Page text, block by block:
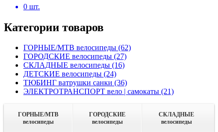
0 шт.
Категории товаров
ГОРНЫЕ/MTB велосипеды (62)
ГОРОДСКИЕ велосипеды (27)
СКЛАДНЫЕ велосипеды (16)
ДЕТСКИЕ велосипеды (24)
ТЮБИНГ ватрушки санки (36)
ЭЛЕКТРОТРАНСПОРТ вело | самокаты (21)
ГОРНЫЕ/MTB
велосипеды
ГОРОДСКИЕ
велосипеды
СКЛАДНЫЕ
велосипеды